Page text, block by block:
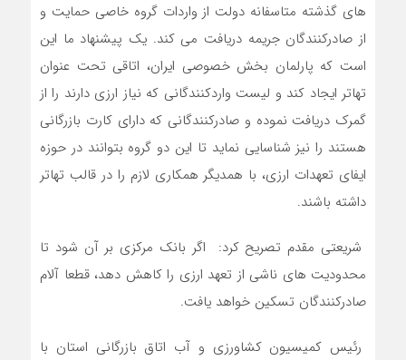
های گذشته متاسفانه دولت از واردات گروه خاصی حمایت و
از صادرکنندگان جریمه دریافت می کند. یک پیشنهاد ما این
است که پارلمان بخش خصوصی ایران، اتاقی تحت عنوان
تهاتر ایجاد کند و لیست واردکنندگانی که نیاز ارزی دارند را از
گمرک دریافت نموده و صادرکنندگانی که دارای کارت بازرگانی
هستند را نیز شناسایی نماید تا این دو گروه بتوانند در حوزه
ایفای تعهدات ارزی، با همدیگر همکاری لازم را در قالب تهاتر
داشته باشند.
شریعتی مقدم تصریح کرد: اگر بانک مرکزی بر آن شود تا
محدودیت های ناشی از تعهد ارزی را کاهش دهد، قطعا آلام
صادرکنندگان تسکین خواهد یافت.
رئیس کمیسیون کشاورزی و آب اتاق بازرگانی استان با